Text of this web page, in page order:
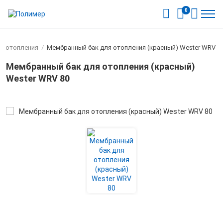
0
отопления / Мембранный бак для отопления (красный) Wester WRV
Мембранный бак для отопления (красный)
Wester WRV 80